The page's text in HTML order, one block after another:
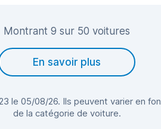
Montrant 9 sur 50 voitures
En savoir plus
le 05/08/26. Ils peuvent varier en
de la catégorie de voiture.